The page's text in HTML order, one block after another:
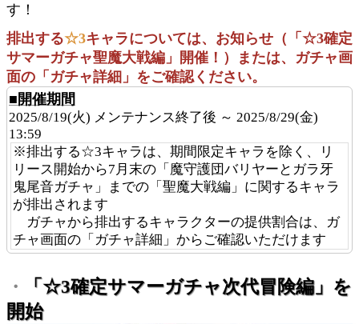
す！
排出する☆3キャラについては、お知らせ（「☆3確定
サマーガチャ聖魔大戦編」開催！）または、ガチャ画
面の「ガチャ詳細」をご確認ください。
■開催期間
2025/8/19(火) メンテナンス終了後 ～ 2025/8/29(金)
13:59
※排出する☆3キャラは、期間限定キャラを除く、リ
リース開始から7月末の「魔守護団バリヤーとガラ牙
鬼尾音ガチャ」までの「聖魔大戦編」に関するキャラ
が排出されます
ガチャから排出するキャラクターの提供割合は、ガ
チャ画面の「ガチャ詳細」からご確認いただけます
・
「☆3確定サマーガチャ次代冒険編」を
開始